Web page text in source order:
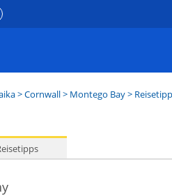
>Cornwall> Montego Bay>